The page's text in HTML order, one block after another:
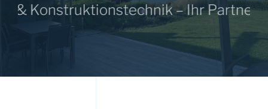
Konstruktionstechnik – Ihr Partner